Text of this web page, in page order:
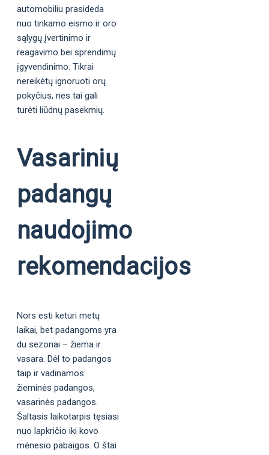
automobiliu prasideda
nuo tinkamo eismo ir oro
sąlygų įvertinimo ir
reagavimo bei sprendimų
įgyvendinimo. Tikrai
nereikėtų ignoruoti orų
pokyčius, nes tai gali
turėti liūdnų pasekmių.
Vasarinių
padangų
naudojimo
rekomendacijos
Nors esti keturi metų
laikai, bet padangoms yra
du sezonai – žiema ir
vasara. Dėl to padangos
taip ir vadinamos:
žieminės padangos,
vasarinės padangos.
Šaltasis laikotarpis tęsiasi
nuo lapkričio iki kovo
mėnesio pabaigos. O štai